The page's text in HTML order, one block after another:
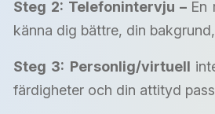
Steg 2: Telefonintervju – En
känna dig bättre, din
Steg 3: Personlig/virtuell
färdigheter och din attityd